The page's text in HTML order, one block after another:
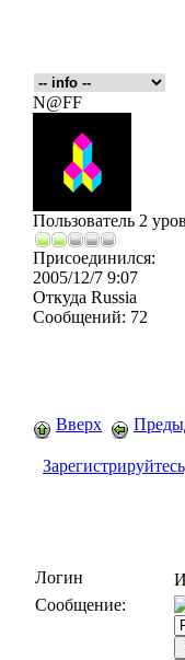
N@FF
Пользователь 2
Присоединился:
2005/12/7 9:07
Откуда Russia
Сообщений: 72
Вверх
Логин
Сообщение: